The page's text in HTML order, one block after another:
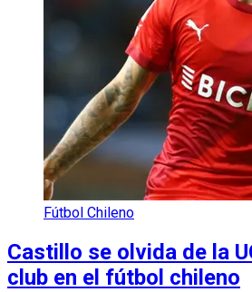
Fútbol Chileno
Castillo se olvida de la
club en el fútbol chileno